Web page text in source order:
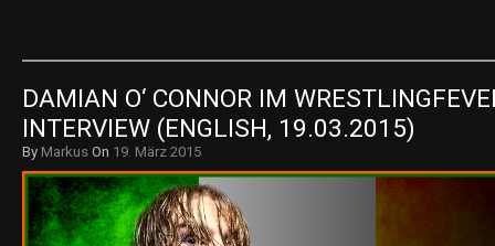
DAMIAN O‘ CONNOR IM
INTERVIEW (ENGLISH, 19.03.2015)
By Markus On 19. März 2015